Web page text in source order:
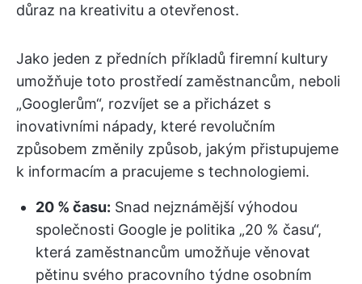
důraz na kreativitu a otevřenost.
Jako jeden z předních příkladů firemní kultury
umožňuje toto prostředí zaměstnancům, neboli
„Googlerům“, rozvíjet se a přicházet s
inovativními nápady, které revolučním
způsobem změnily způsob, jakým přistupujeme
k informacím a pracujeme s technologiemi.
20 % času: Snad nejznámější výhodou
společnosti Google je politika „20 % času“,
která zaměstnancům umožňuje věnovat
pětinu svého pracovního týdne osobním